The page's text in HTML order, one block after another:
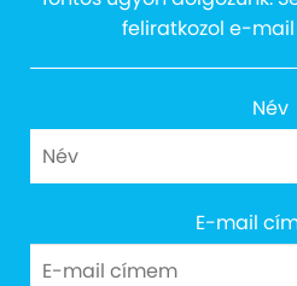
feliratkozol e-
Név
E-mail